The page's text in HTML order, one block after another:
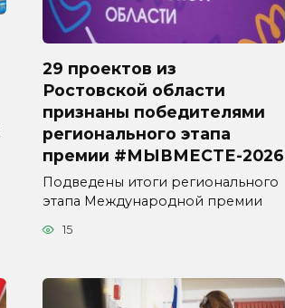
29 проектов из
Ростовской области
признаны победителями
регионального этапа
премии #МЫВМЕСТЕ-2026
Подведены итоги регионального
этапа Международной премии
15